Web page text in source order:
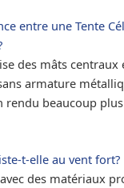
entre une Tente
des mâts
armature
beaucoup
t-elle au vent fort?
des matériaux